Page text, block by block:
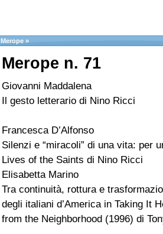
Merope »
Merope n. 71
Giovanni Maddalena
Il gesto letterario di Nino Ricci
Francesca D’Alfonso
Silenzi e “miracoli” di una vita: per
Lives of the Saints di Nino Ricci
Elisabetta Marino
Tra continuità, rottura e
degli italiani d’America in Taking It
from the Neighborhood (1996) di